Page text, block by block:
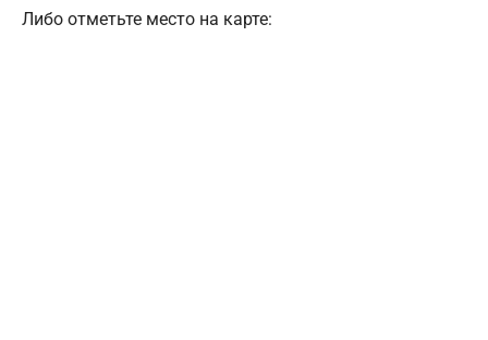
Либо отметьте место на карте: